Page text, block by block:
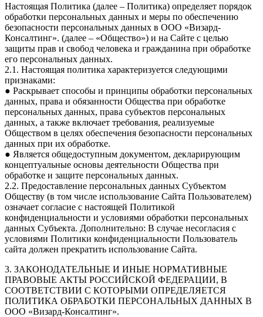
Настоящая Политика (далее – Политика) определяет порядок
обработки персональных данных и меры по обеспечению
безопасности персональных данных в ООО «Визард-
Консалтинг». (далее – «Общество») и на Сайте с целью
защиты прав и свобод человека и гражданина при обработке
его персональных данных.
2.1. Настоящая политика характеризуется следующими
признаками:
● Раскрывает способы и принципы обработки персональных
данных, права и обязанности Общества при обработке
персональных данных, права субъектов персональных
данных, а также включает требования, реализуемые
Обществом в целях обеспечения безопасности персональных
данных при их обработке.
● Является общедоступным документом, декларирующим
концептуальные основы деятельности Общества при
обработке и защите персональных данных.
2.2. Предоставление персональных данных Субъектом
Обществу (в том числе использование Сайта Пользователем)
означает согласие с настоящей Политикой
конфиденциальности и условиями обработки персональных
данных Субъекта. Дополнительно: В случае несогласия с
условиями Политики конфиденциальности Пользователь
сайта должен прекратить использование Сайта.
3. ЗАКОНОДАТЕЛЬНЫЕ И ИНЫЕ НОРМАТИВНЫЕ
ПРАВОВЫЕ АКТЫ РОССИЙСКОЙ ФЕДЕРАЦИИ, В
СООТВЕТСТВИИ С КОТОРЫМИ ОПРЕДЕЛЯЕТСЯ
ПОЛИТИКА ОБРАБОТКИ ПЕРСОНАЛЬНЫХ ДАННЫХ В
ООО «Визард-Консалтинг».